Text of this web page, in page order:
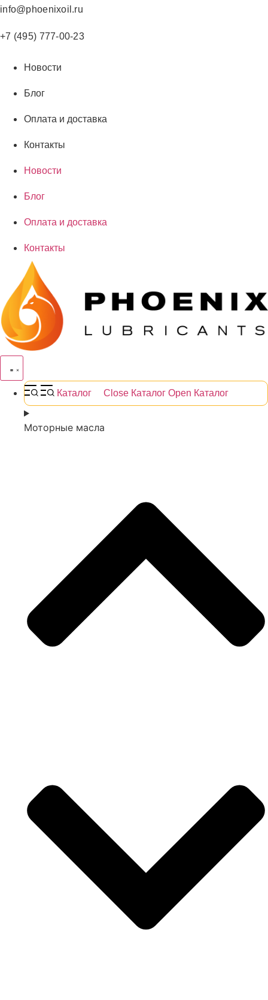
Перейти
содержимому
info@phoenixoil.ru
+7 (495) 777-00-23
Новости
Блог
Оплата и доставка
Контакты
Новости
Блог
Оплата и доставка
Контакты
Каталог Close Каталог Open Каталог
Моторные масла